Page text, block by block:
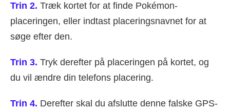
Trin 2. Træk kortet for at finde Pokémon-
placeringen, eller indtast placeringsnavnet for at
søge efter den.
Trin 3. Tryk derefter på placeringen på kortet, og
du vil ændre din telefons placering.
Trin 4. Derefter skal du afslutte denne falske GPS-